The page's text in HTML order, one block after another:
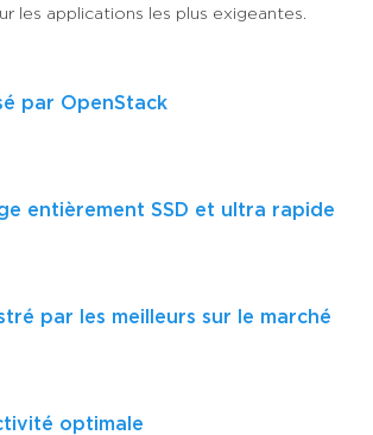
les applications les plus exigeantes.
par OpenStack
entièrement SSD et ultra rapide
par les meilleurs sur le marché
optimale